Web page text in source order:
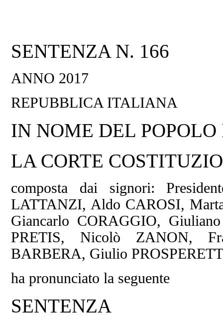
SENTENZA N. 166
ANNO 2017
REPUBBLICA ITALIANA
IN NOME DEL
LA CORTE
composta dai signori:
LATTANZI, Aldo CAROSI,
Giancarlo CORAGGIO,
PRETIS, Nicolò ZANON,
BARBERA, Giulio
ha pronunciato la seguente
SENTENZA